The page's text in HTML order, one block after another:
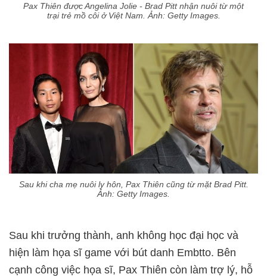
Pax Thiên được Angelina Jolie - Brad Pitt nhận nuôi từ một
trại trẻ mồ côi ở Việt Nam. Ảnh: Getty Images.
Sau khi cha mẹ nuôi ly hôn, Pax Thiên cũng từ mặt Brad Pitt.
Ảnh: Getty Images.
Sau khi trưởng thành, anh không học đại học và
hiện làm họa sĩ game với bút danh Embtto. Bên
cạnh công việc họa sĩ, Pax Thiên còn làm trợ lý, hỗ